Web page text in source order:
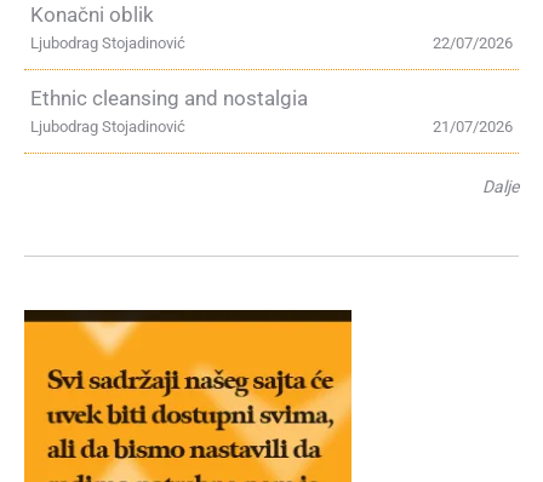
Konačni oblik
22/07/2026
Ljubodrag Stojadinović
Ethnic cleansing and nostalgia
21/07/2026
Ljubodrag Stojadinović
Dalje